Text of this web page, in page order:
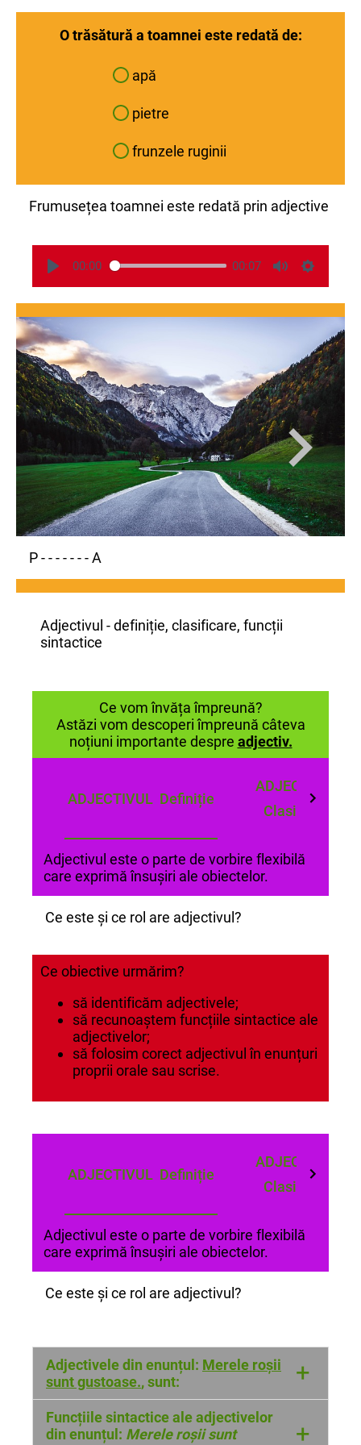
O trăsătură a toamnei este redată de:
apă
pietre
frunzele ruginii
Frumusețea toamnei este redată prin adjective
00:00 00:07
P - - - - - - - A
Adjectivul - definiție, clasificare, funcții
sintactice
Ce vom învăța împreună?
Astăzi vom descoperi împreună câteva
noțiuni importante despre adjectiv.
ADJECTIVUL Definiție
ADJECTIVUL
Clasificare
Adjectivul este o parte de vorbire flexibilă
care exprimă însușiri ale obiectelor.
Ce este și ce rol are adjectivul?
Ce obiective urmărim?
să identificăm adjectivele;
să recunoaștem funcțiile sintactice ale
adjectivelor;
să folosim corect adjectivul în enunțuri
proprii orale sau scrise.
ADJECTIVUL Definiție
ADJECTIVUL
Clasificare
Adjectivul este o parte de vorbire flexibilă
care exprimă însușiri ale obiectelor.
Ce este și ce rol are adjectivul?
Adjectivele din enunțul: Merele roșii
sunt gustoase., sunt: +
roșiișigustoase
Funcțiile sintactice ale adjectivelor
din enunțul: Merele roșii sunt
+